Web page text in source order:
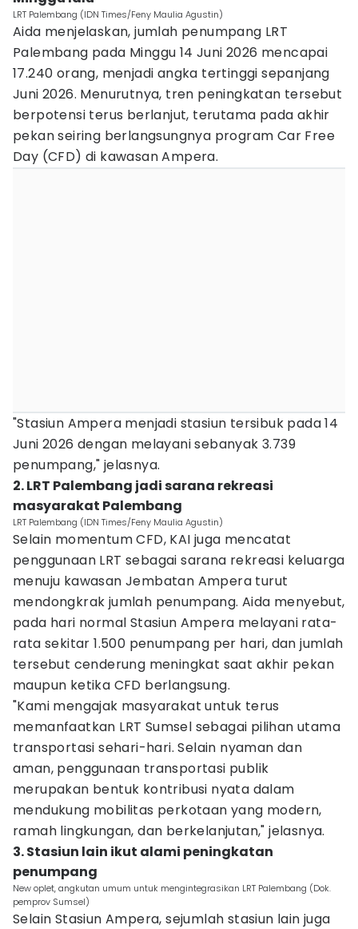
LRT Palembang (IDN Times/Feny Maulia Agustin)
Aida menjelaskan, jumlah penumpang LRT
Palembang pada Minggu 14 Juni 2026 mencapai
17.240 orang, menjadi angka tertinggi sepanjang
Juni 2026. Menurutnya, tren peningkatan tersebut
berpotensi terus berlanjut, terutama pada akhir
pekan seiring berlangsungnya program Car Free
Day (CFD) di kawasan Ampera.
"Stasiun Ampera menjadi stasiun tersibuk pada 14
Juni 2026 dengan melayani sebanyak 3.739
penumpang," jelasnya.
2. LRT Palembang jadi sarana rekreasi
masyarakat Palembang
LRT Palembang (IDN Times/Feny Maulia Agustin)
Selain momentum CFD, KAI juga mencatat
penggunaan LRT sebagai sarana rekreasi keluarga
menuju kawasan Jembatan Ampera turut
mendongkrak jumlah penumpang. Aida menyebut,
pada hari normal Stasiun Ampera melayani rata-
rata sekitar 1.500 penumpang per hari, dan jumlah
tersebut cenderung meningkat saat akhir pekan
maupun ketika CFD berlangsung.
"Kami mengajak masyarakat untuk terus
memanfaatkan LRT Sumsel sebagai pilihan utama
transportasi sehari-hari. Selain nyaman dan
aman, penggunaan transportasi publik
merupakan bentuk kontribusi nyata dalam
mendukung mobilitas perkotaan yang modern,
ramah lingkungan, dan berkelanjutan," jelasnya.
3. Stasiun lain ikut alami peningkatan
penumpang
New oplet, angkutan umum untuk mengintegrasikan LRT Palembang (Dok.
pemprov Sumsel)
Selain Stasiun Ampera, sejumlah stasiun lain juga